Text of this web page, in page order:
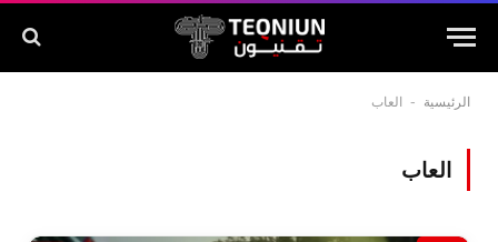
الرئيسية - العاب
العاب